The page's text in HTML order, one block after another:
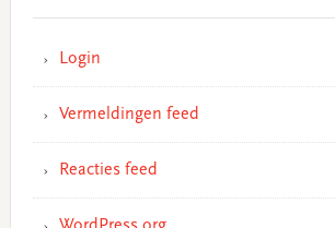
Login
Vermeldingen feed
Reacties feed